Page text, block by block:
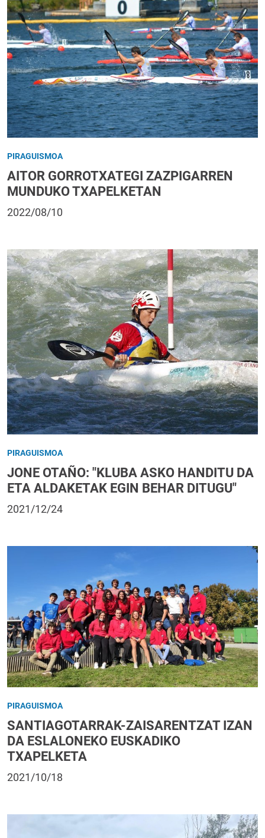
PIRAGUISMOA
AITOR GORROTXATEGI ZAZPIGARREN
MUNDUKO TXAPELKETAN
2022/08/10
PIRAGUISMOA
JONE OTAÑO: "KLUBA ASKO HANDITU DA
ETA ALDAKETAK EGIN BEHAR DITUGU"
2021/12/24
PIRAGUISMOA
SANTIAGOTARRAK-ZAISARENTZAT IZAN
DA ESLALONEKO EUSKADIKO
TXAPELKETA
2021/10/18